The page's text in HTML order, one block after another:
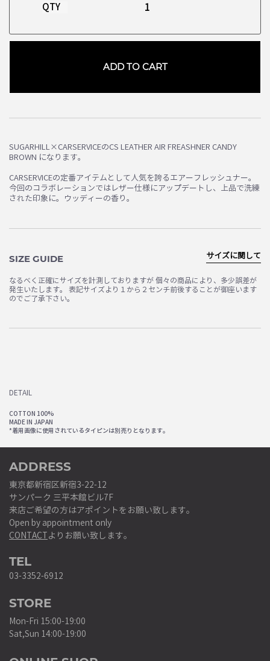
QTY
ADD TO CART
SUGARHILL×CARSERVICEのCS LEATHER AIR FREASHNER CANDY
BROWN になります。
CARSERVICEの定番アイテムとして人気を誇るエアーフレッシュナー。
今回のコラボレーションではレザー仕様にアップデートし、上品で洗練
された印象に。ウッディーの香り。
SIZE GUIDE サイズに関して
なるべく正確にサイズを計測しておりますが 個々の商品により、多少誤差が
発生いたします。 表記サイズより１から２センチ前後することが御座います
のでご了承下さい。
DETAIL
COTTON 100%
MADE IN JAPAN
*着用画像に使用されているタイピンは別売りとなります。
ADDRESS
東京都新宿区新宿3-22-12
サンパーク 三平本館ビル7F
来店ご希望の方はアポイントをお願い致します。
Open by appointment only
CONTACTよりお願い致します。
TEL
03-3352-6912
STORE
Mon-Fri 15:00-19:00
Sat,Sun 14:00-19:00